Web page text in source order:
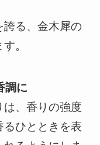
誇る、金木犀の
。
調に
は、香りの強度
るひとときを表